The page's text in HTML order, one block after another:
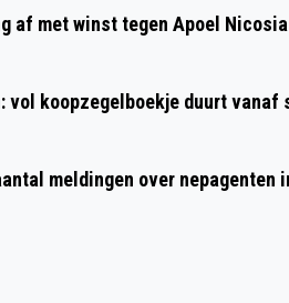
af met winst tegen Apoel Nicosia
vol koopzegelboekje duurt vanaf
meldingen over nepagenten